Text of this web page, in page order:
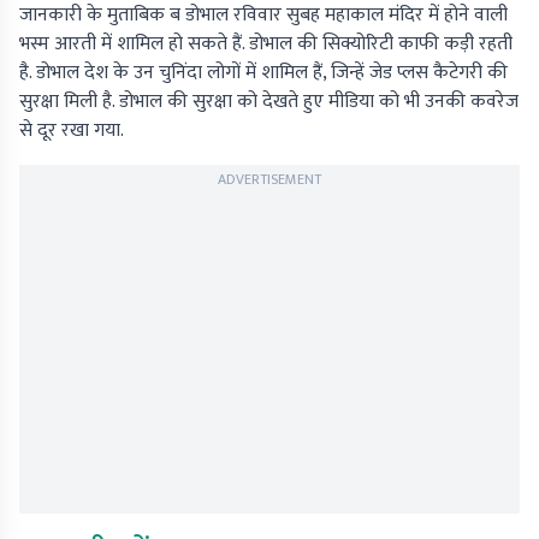
जानकारी के मुताबिक ब डोभाल रविवार सुबह महाकाल मंदिर में होने वाली
भस्म आरती में शामिल हो सकते हैं. डोभाल की सिक्योरिटी काफी कड़ी रहती
है. डोभाल देश के उन चुनिंदा लोगों में शामिल हैं, जिन्हें जेड प्लस कैटेगरी की
सुरक्षा मिली है. डोभाल की सुरक्षा को देखते हुए मीडिया को भी उनकी कवरेज
से दूर रखा गया.
ADVERTISEMENT